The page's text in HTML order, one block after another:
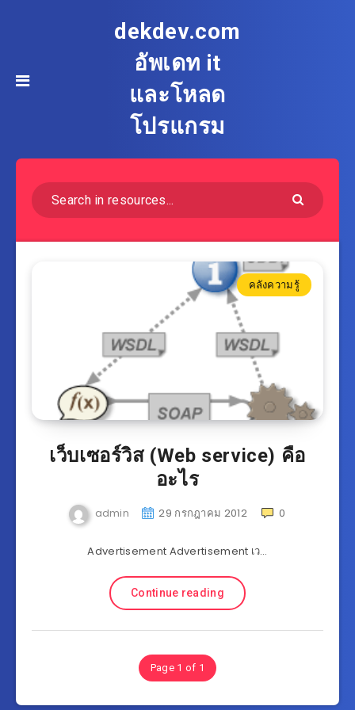
dekdev.com
อัพเดท it
และโหลด
โปรแกรม
คลังความรู้
เว็บเซอร์วิส (Web service) คือ
อะไร
admin 29 กรกฎาคม 2012 0
Advertisement Advertisement เว…
Continue reading
Page 1 of 1